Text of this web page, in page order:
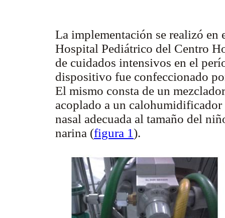
La implementación se realizó en
Hospital Pediátrico del Centro
de cuidados intensivos en el
dispositivo fue confeccionado
El mismo consta de un
acoplado a un
nasal adecuada al tamaño del
narina (figura 1).